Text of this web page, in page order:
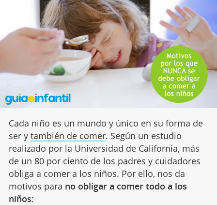
Cada niño es un mundo y único en su forma de
ser y también de comer. Según un estudio
realizado por la Universidad de California, más
de un 80 por ciento de los padres y cuidadores
obliga a comer a los niños. Por ello, nos da
motivos para no obligar a comer todo a los
niños: